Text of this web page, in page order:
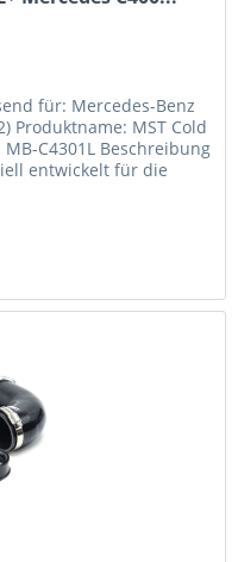
für: Mercedes-Benz
Produktname: MST Cold
C4301L Beschreibung
entwickelt für die